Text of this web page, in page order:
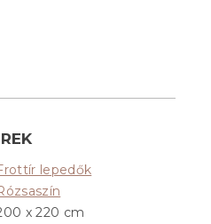
lepedők
x 220 cm